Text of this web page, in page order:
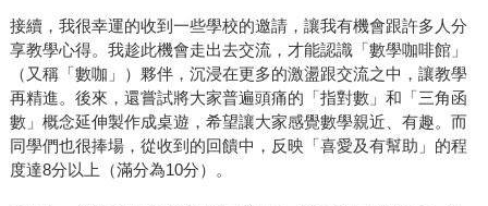
接續，我很幸運的收到一些學校的邀請，讓我有機會跟許多人分
享教學心得。我趁此機會走出去交流，才能認識「數學咖啡館」
（又稱「數咖」）夥伴，沉浸在更多的激盪跟交流之中，讓教學
再精進。後來，還嘗試將大家普遍頭痛的「指對數」和「三角函
數」概念延伸製作成桌遊，希望讓大家感覺數學親近、有趣。而
同學們也很捧場，從收到的回饋中，反映「喜愛及有幫助」的程
度達8分以上（滿分為10分）。